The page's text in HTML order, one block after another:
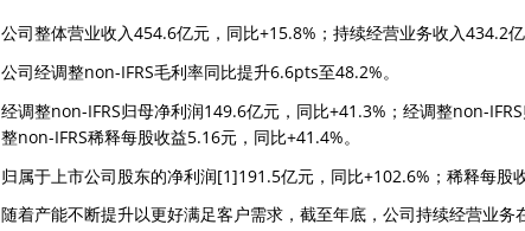
公司整体营业收入454.6亿元，同比+15.8%；持续经营业务收入434.2亿
公司经调整non-IFRS毛利率同比提升6.6pts至48.2%。
经调整non-IFRS归母净利润149.6亿元，同比+41.3%；经调整non-
整non-IFRS稀释每股收益5.16元，同比+41.4%。
归属于上市公司股东的净利润[1]191.5亿元，同比+102.6%；稀释每股
随着产能不断提升以更好满足客户需求，截至年底，公司持续经营业务